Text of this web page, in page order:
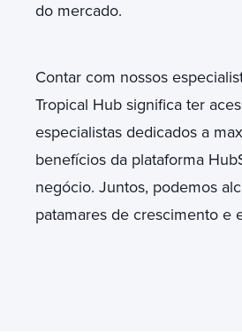
do mercado.
Contar com nossos
Tropical Hub significa ter
especialistas dedicados a
benefícios da plataforma
negócio. Juntos, podemos
patamares de crescimento e